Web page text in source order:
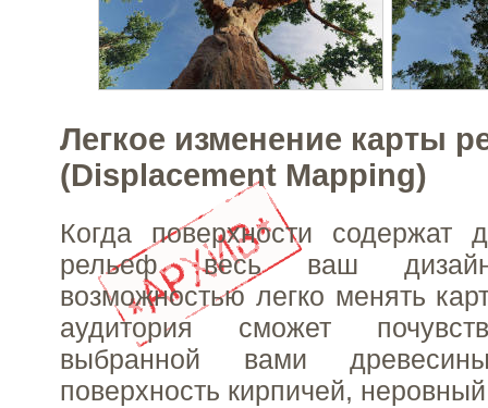
Легкое изменение карты
(Displacement Mapping)
Когда поверхности содержат
рельеф весь ваш
возможностью легко менять
аудитория сможет
выбранной вами
поверхность кирпичей,